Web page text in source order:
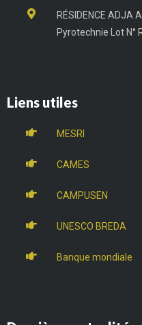
RÉSIDENCE ADJA
Pyrotechnie Lot N°
Liens utiles
MESRI
CAMES
CAMPUSEN
UNESCO BREDA
Banque mondiale